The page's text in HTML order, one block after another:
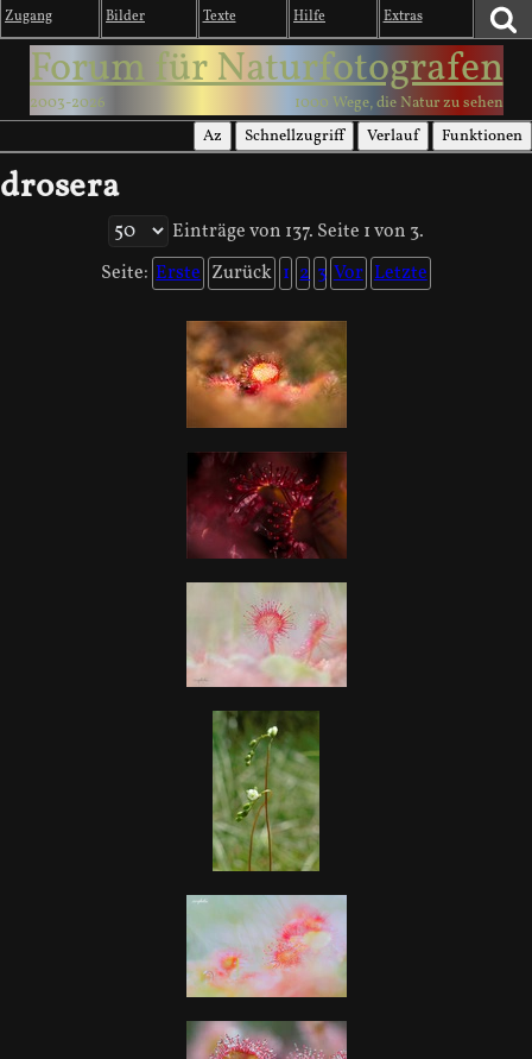
Zugang Bilder Texte Hilfe Extras
Forum für Naturfotografen
2003-2026 1000 Wege, die Natur zu sehen
Az Schnellzugriff Verlauf Funktionen
drosera
Einträge von 137. Seite 1 von 3.
Seite: Erste Zurück 1 2 3 Vor Letzte